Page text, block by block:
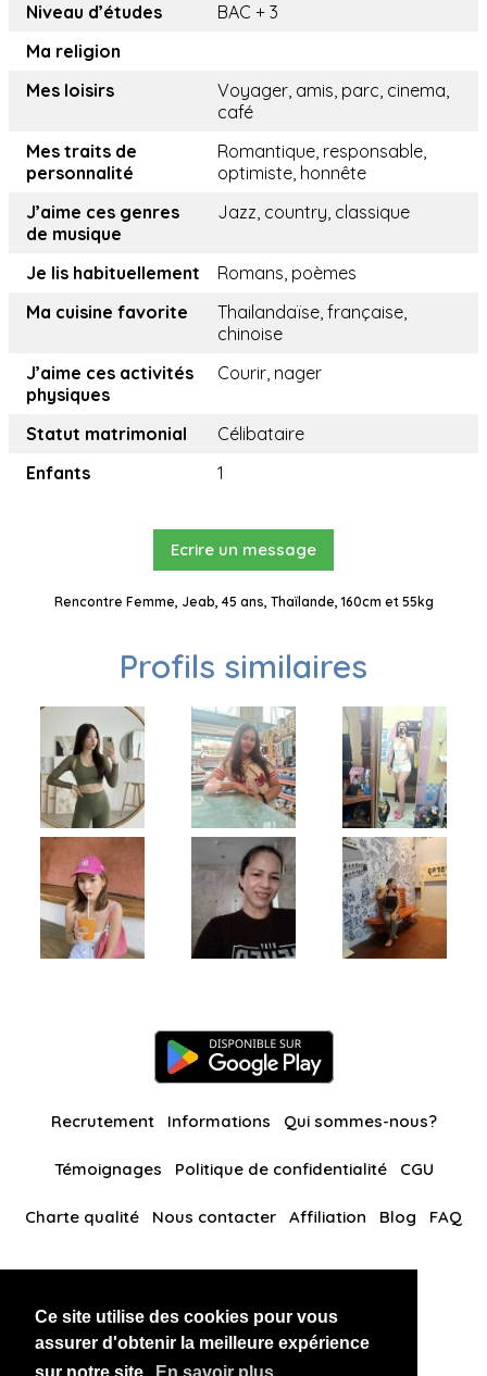
Ce site utilise des cookies pour vous
assurer d'obtenir la meilleure expérience
Niveau d’études
BAC + 3
Ma religion
Mes loisirs
Voyager, amis, parc, cinema,
café
Mes traits de
personnalité
Romantique, responsable,
optimiste, honnête
J’aime ces genres
de musique
Jazz, country, classique
Je lis habituellement
Romans, poèmes
Ma cuisine favorite
Thailandaïse, française,
chinoise
J’aime ces activités
physiques
Courir, nager
Statut matrimonial
Célibataire
Enfants
1
Ecrire un message
Rencontre Femme, Jeab, 45 ans, Thaïlande, 160cm et 55kg
Profils similaires
Recrutement Informations Qui sommes-nous?
Témoignages Politique de confidentialité CGU
Charte qualité Nous contacter Affiliation Blog FAQ
BlackAndBeauties RussianKisses